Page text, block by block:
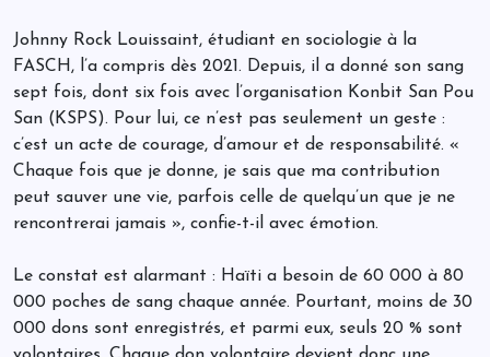
Johnny Rock Louissaint, étudiant en sociologie à la
FASCH, l’a compris dès 2021. Depuis, il a donné son sang
sept fois, dont six fois avec l’organisation Konbit San Pou
San (KSPS). Pour lui, ce n’est pas seulement un geste :
c’est un acte de courage, d’amour et de responsabilité. «
Chaque fois que je donne, je sais que ma contribution
peut sauver une vie, parfois celle de quelqu’un que je ne
rencontrerai jamais », confie-t-il avec émotion.
Le constat est alarmant : Haïti a besoin de 60 000 à 80
000 poches de sang chaque année. Pourtant, moins de 30
000 dons sont enregistrés, et parmi eux, seuls 20 % sont